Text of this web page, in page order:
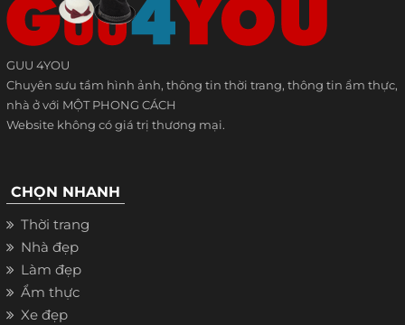
GUU 4YOU
Chuyên sưu tầm hình ảnh, thông tin thời trang, thông tin ẩm thực,
nhà ở với MỘT PHONG CÁCH
Website không có giá trị thương mại.
CHỌN NHANH
Thời trang
Nhà đẹp
Làm đẹp
Ẩm thực
Xe đẹp